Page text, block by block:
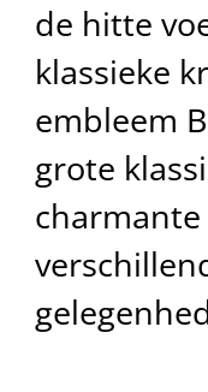
de hitte
klassieke
embleem
grote